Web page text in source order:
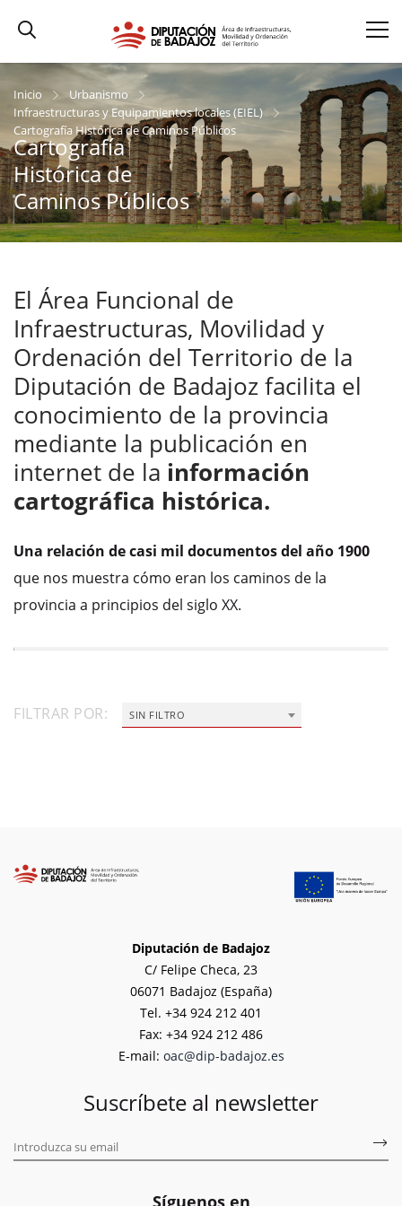
Inicio
Urbanismo
Infraestructuras y Equipamientos locales (EIEL)
Cartografía Histórica de Caminos Públicos
Cartografía
Histórica de
Caminos Públicos
El Área Funcional de
Infraestructuras, Movilidad y
Ordenación del Territorio de la
Diputación de Badajoz facilita el
conocimiento de la provincia
mediante la publicación en
internet de la información
cartográfica histórica.
Una relación de casi mil documentos del año 1900
que nos muestra cómo eran los caminos de la
provincia a principios del siglo XX.
FILTRAR POR: SIN FILTRO
Diputación de Badajoz
C/ Felipe Checa, 23
06071 Badajoz (España)
Tel. +34 924 212 401
Fax: +34 924 212 486
E-mail: oac@dip-badajoz.es
Suscríbete al newsletter
Síguenos en